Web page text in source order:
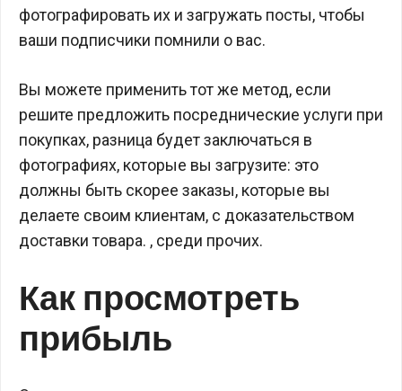
фотографировать их и загружать посты, чтобы
ваши подписчики помнили о вас.
Вы можете применить тот же метод, если
решите предложить посреднические услуги при
покупках, разница будет заключаться в
фотографиях, которые вы загрузите: это
должны быть скорее заказы, которые вы
делаете своим клиентам, с доказательством
доставки товара. , среди прочих.
Как просмотреть
прибыль